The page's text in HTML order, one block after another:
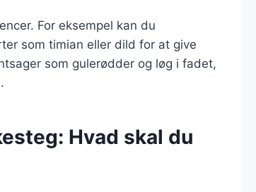
For eksempel kan du
som timian eller dild for at give
som gulerødder og løg i fadet,
Hvad skal du